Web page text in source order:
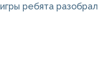
игры ребята